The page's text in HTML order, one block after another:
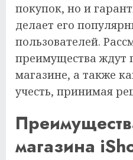
покупок, но и
делает его
пользователей.
преимущества ждут
магазине, а также
учесть, принимая
магазина